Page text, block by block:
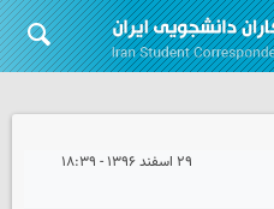
۲۹ اسفند ۱۳۹۶ - ۱۸:۳۹